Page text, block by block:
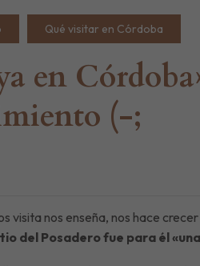
Qué visitar en Córdoba
en
(-;
visita nos enseña, nos hace
del Posadero fue para él